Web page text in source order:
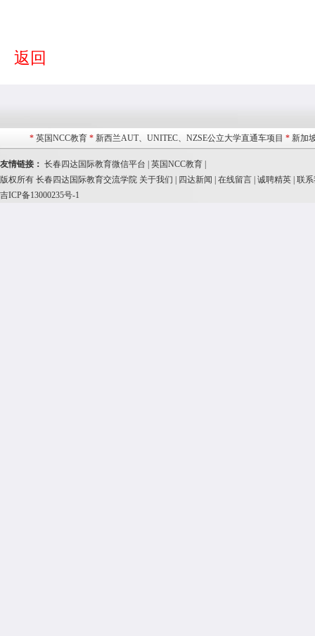
返回
*英国NCC教育 *新西兰AUT、UNITEC、NZSE公立大学直通车项目 *新加
友情链接： 长春四达国际教育微信平台 | 英国NCC教育 |
版权所有 长春四达国际教育交流学院 关于我们 四达新闻 在线留言 诚聘精英 联
吉ICP备13000235号-1